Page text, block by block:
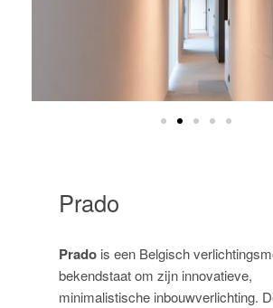
Prado
Prado is een Belgisch
bekendstaat om zijn innovatieve,
minimalistische inbouwverlichting.